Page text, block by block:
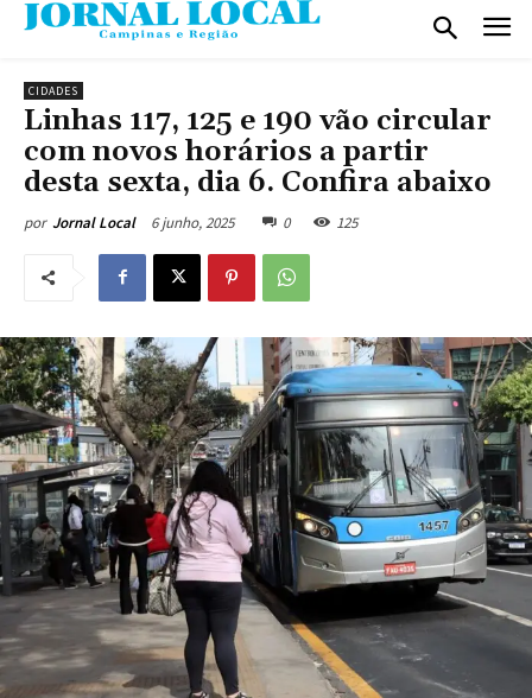
CIDADES
Linhas 117, 125 e 190 vão circular
com novos horários a partir
desta sexta, dia 6. Confira abaixo
por Jornal Local 6 junho, 2025 0 125